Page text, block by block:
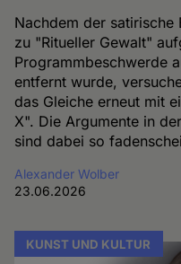
Nachdem der satirische
zu "Ritueller Gewalt"
Programmbeschwerde
entfernt wurde,
das Gleiche erneut mit
X". Die Argumente in
sind dabei so
Alexander Wolber
23.06.2026
KUNST UND KULTUR